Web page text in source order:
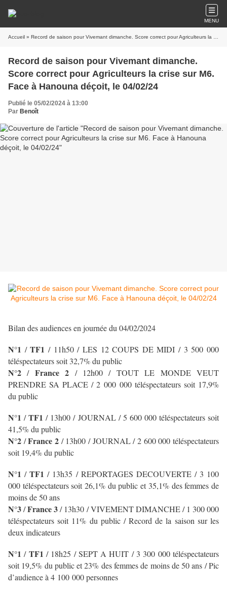
MENU
Accueil » Record de saison pour Vivemant dimanche. Score correct pour Agriculteurs la crise sur M6. Face à Hanouna déçoit, le 04/02/24
Record de saison pour Vivemant dimanche.
Score correct pour Agriculteurs la crise sur M6.
Face à Hanouna déçoit, le 04/02/24
Publié le 05/02/2024 à 13:00
Par Benoît
Bilan des audiences en journée du 04/02/2024
N°1 /TF1 / 11h50 / LES 12 COUPS DE MIDI / 3 500 000
téléspectateurs soit 32,7% du public
N°2 / France 2 / 12h00 / TOUT LE MONDE VEUT
PRENDRE SA PLACE / 2 000 000 téléspectateurs soit 17,9%
du public
N°1 /TF1 / 13h00 / JOURNAL / 5 600 000 téléspectateurs soit
41,5% du public
N°2 /France 2 / 13h00 / JOURNAL / 2 600 000 téléspectateurs
soit 19,4% du public
N°1 /TF1 / 13h35 / REPORTAGES DECOUVERTE / 3 100
000 téléspectateurs soit 26,1% du public et 35,1% des femmes de
moins de 50 ans
N°3/France 3/ 13h30 / VIVEMENT DIMANCHE / 1 300 000
téléspectateurs soit 11% du public / Record de la saison sur les
deux indicateurs
N°1/ TF1 / 18h25 / SEPT A HUIT / 3 300 000 téléspectateurs
soit 19,5% du public et 23% des femmes de moins de 50 ans / Pic
d’audience à 4 100 000 personnes